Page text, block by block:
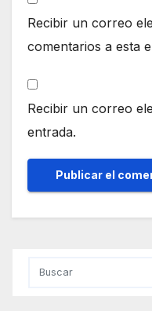
Recibir un correo
comentarios a esta
Recibir un correo
entrada.